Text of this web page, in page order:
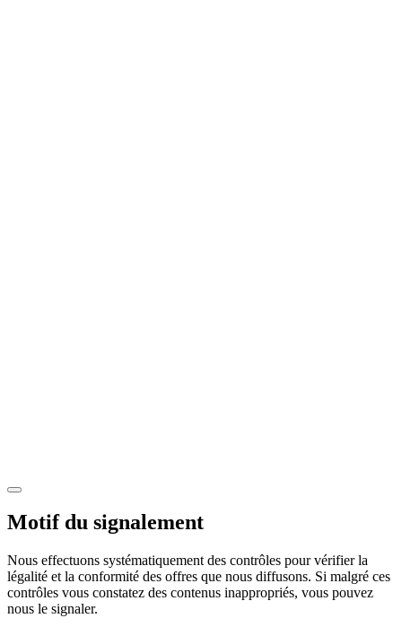
Motif du signalement
Nous effectuons systématiquement des contrôles pour vérifier la
légalité et la conformité des offres que nous diffusons. Si malgré ces
contrôles vous constatez des contenus inappropriés, vous pouvez
nous le signaler.